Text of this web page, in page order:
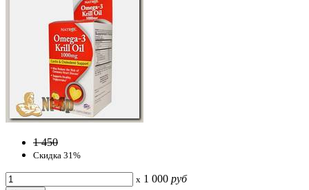
1 450
Скидка 31%
x 1 000 руб